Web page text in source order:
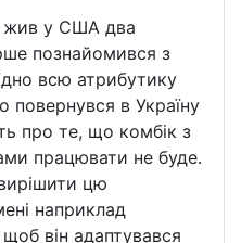
жив у США два
познайомився з
всю атрибутику
повернувся в Україну
про те, що комбік з
працювати не буде.
цю
наприклад
він адаптувався